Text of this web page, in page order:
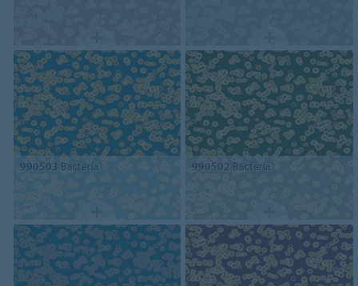
990503 Bacteria 990502 Bacteria